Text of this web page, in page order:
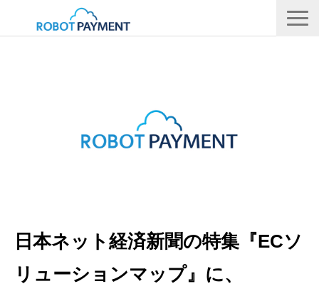
会社情報
IR
日本ネット経済新聞の特集『ECソ
リューションマップ』に、